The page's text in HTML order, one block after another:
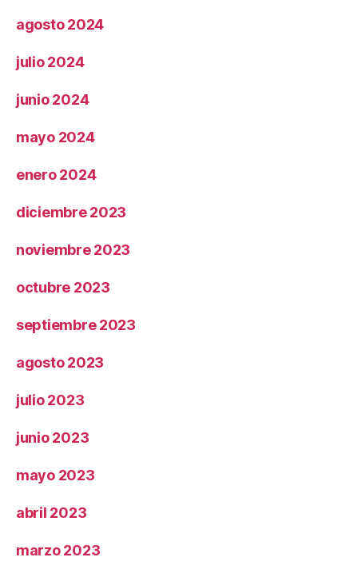
agosto 2024
julio 2024
junio 2024
mayo 2024
enero 2024
diciembre 2023
noviembre 2023
octubre 2023
septiembre 2023
agosto 2023
julio 2023
junio 2023
mayo 2023
abril 2023
marzo 2023